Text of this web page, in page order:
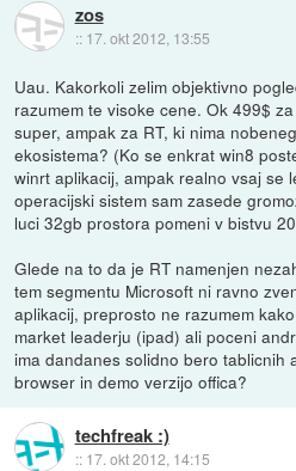
zos
:: 17. okt 2012, 13:55
Uau. Kakorkoli zelim objektivno
razumem te visoke cene. Ok 499$
super, ampak za RT, ki nima
ekosistema? (Ko se enkrat win8
winrt aplikacij, ampak realno vsaj se
operacijski sistem sam zasede
luci 32gb prostora pomeni v bistvu
Glede na to da je RT namenjen
tem segmentu Microsoft ni ravno
aplikacij, preprosto ne razumem
market leaderju (ipad) ali poceni
ima dandanes solidno bero tablicnih
browser in demo verzijo offica?
techfreak :)
:: 17. okt 2012, 14:15